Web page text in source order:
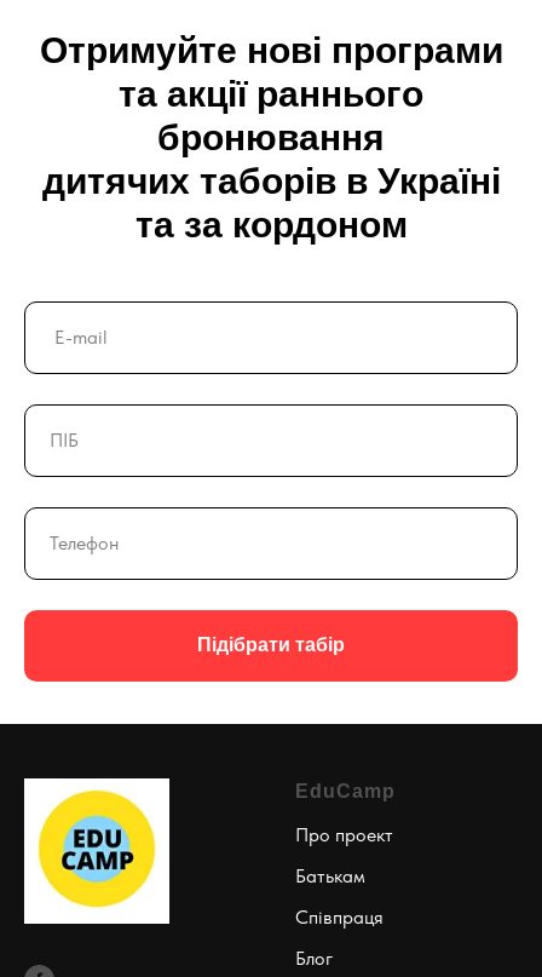
Отримуйте нові програми
та акції раннього
бронювання
дитячих таборів в Україні
та за кордоном
Підібрати табір
EduCamp
Про проект
Батькам
Співпраця
Блог